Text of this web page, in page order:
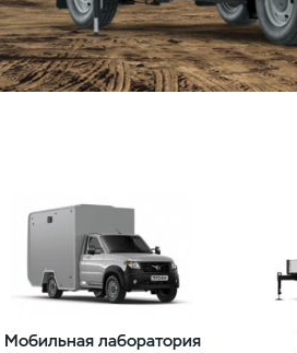
Мобильная лаборатория